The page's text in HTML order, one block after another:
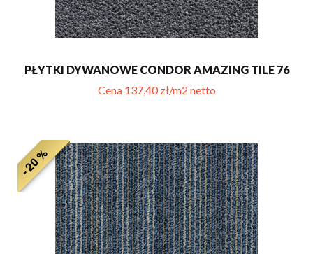
PŁYTKI DYWANOWE CONDOR AMAZING TILE 76
Cena 137,40 zł/m2 netto
- 20 %